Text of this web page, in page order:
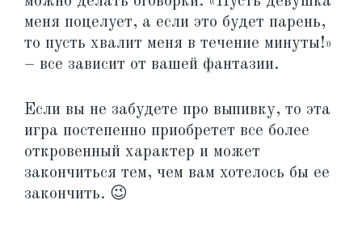
меня поцелует, а если это будет парень,
то пусть хвалит меня в течение минуты!»
– все зависит от вашей фантазии.
Если вы не забудете про выпивку, то эта
игра постепенно приобретет все более
откровенный характер и может
закончиться тем, чем вам хотелось бы ее
закончить. 😉